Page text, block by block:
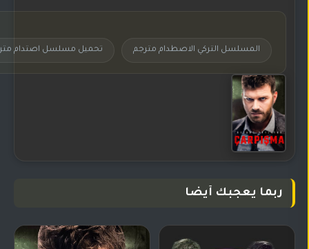
المسلسل التركي الاصطدام مترجم تحميل مسلسل اصتدام
ربما يعجبك أيضا